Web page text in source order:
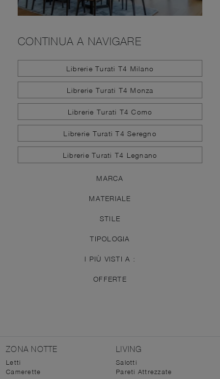
CONTINUA A NAVIGARE
Librerie Turati T4 Milano
Librerie Turati T4 Monza
Librerie Turati T4 Como
Librerie Turati T4 Seregno
Librerie Turati T4 Legnano
MARCA
MATERIALE
STILE
TIPOLOGIA
I PIÙ VISTI A :
OFFERTE
ZONA NOTTE
Letti
Camerette
LIVING
Salotti
Pareti Attrezzate